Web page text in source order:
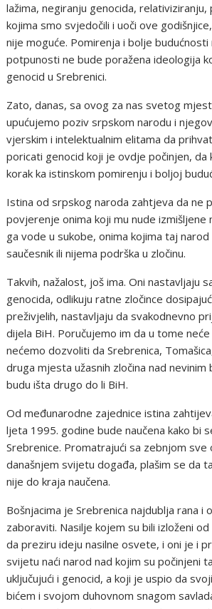
lažima, negiranju genocida, relativiziranju,
kojima smo svjedočili i uoči ove
nije moguće. Pomirenja i bolje budućnosti
potpunosti ne bude poražena ideologija
genocid u Srebrenici.
Zato, danas, sa ovog za nas svetog
upućujemo poziv srpskom narodu i
vjerskim i intelektualnim elitama da
poricati genocid koji je ovdje počinjen, da
korak ka istinskom pomirenju i boljoj
Istina od srpskog naroda zahtjeva da ne
povjerenje onima koji mu nude izmišljene
ga vode u sukobe, onima kojima taj
saučesnik ili nijema podrška u zločinu.
Takvih, nažalost, još ima. Oni nastavljaju
genocida, odlikuju ratne zločince
preživjelih, nastavljaju da svakodnevno
dijela BiH. Poručujemo im da u tome
nećemo dozvoliti da Srebrenica,
druga mjesta užasnih zločina nad nevinim
budu išta drugo do li BiH.
Od međunarodne zajednice istina
ljeta 1995. godine bude naučena kako bi
Srebrenice. Promatrajući sa zebnjom sve
današnjem svijetu događa, plašim se da
nije do kraja naučena.
Bošnjacima je Srebrenica najdublja rana i
zaboraviti. Nasilje kojem su bili izloženi
da preziru ideju nasilne osvete, i oni je i
svijetu naći narod nad kojim su počinjeni
uključujući i genocid, a koji je uspio da
bićem i svojom duhovnom snagom